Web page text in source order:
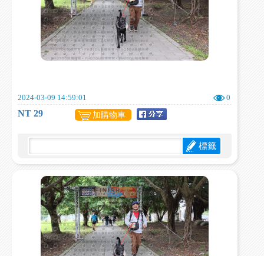
2024-03-09 14:59:01 0
NT 29 加購物車
標籤